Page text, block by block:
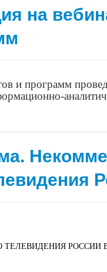
на
и программ
ТЕЛЕВИДЕНИЯ РОССИИ